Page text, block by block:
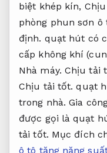
biệt khép kín,
phòng phun sơn ô
định. quạt hút có
cấp không khí
Nhà máy. Chịu tải
Chịu tải tốt. quạt
trong nhà.Gia
được gọi là quạt
tải tốt. Mục đích
ô tô tăng năng